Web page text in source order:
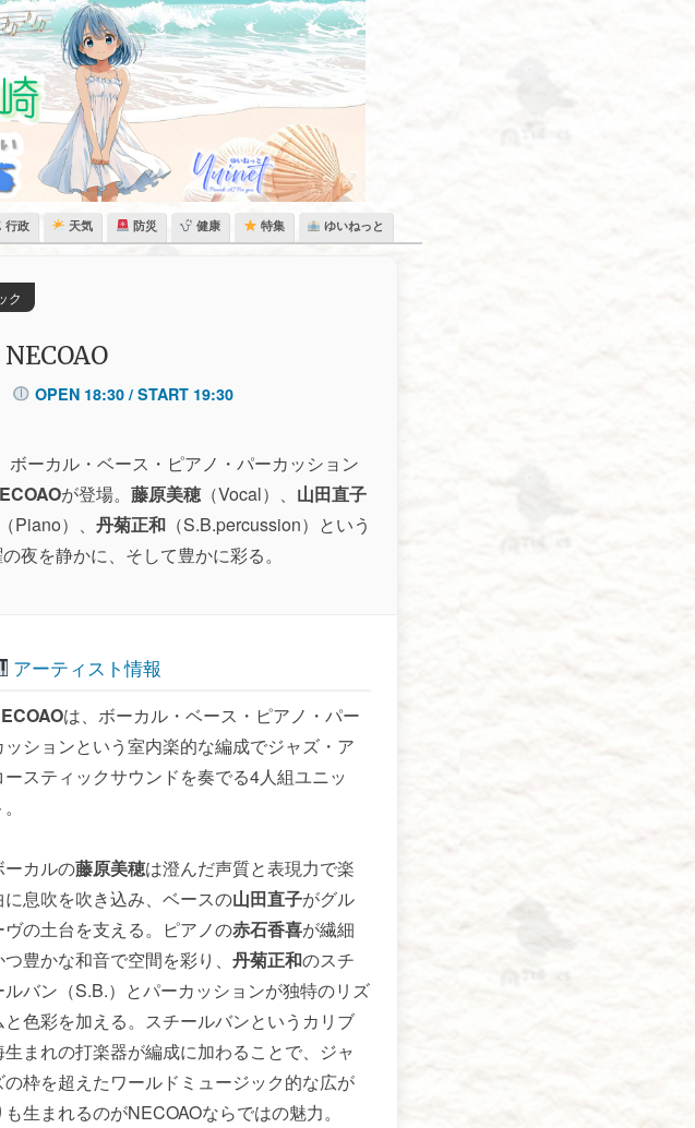
政 天気 防災 健康 特集 ゆいねっと
ク
OPEN 18:30 / START 19:30
ボーカル・ベース・ピアノ・パーカッション
が登場。 藤原美穂（Vocal）、 山田直子
Piano）、 丹菊正和（S.B.percussion）という
夜を静かに、そして豊かに彩る。
アーティスト情報
は、ボーカル・ベース・ピアノ・パー
ッションという室内楽的な編成でジャズ・ア
ースティックサウンドを奏でる4人組ユニッ
ーカルの藤原美穂は澄んだ声質と表現力で楽
に息吹を吹き込み、ベースの山田直子がグル
ヴの土台を支える。ピアノの赤石香喜が繊細
つ豊かな和音で空間を彩り、 丹菊正和のスチ
ルバン（S.B.）とパーカッションが独特のリズ
と色彩を加える。スチールバンというカリブ
生まれの打楽器が編成に加わることで、ジャ
の枠を超えたワールドミュージック的な広が
も生まれるのがNECOAOならではの魅力。